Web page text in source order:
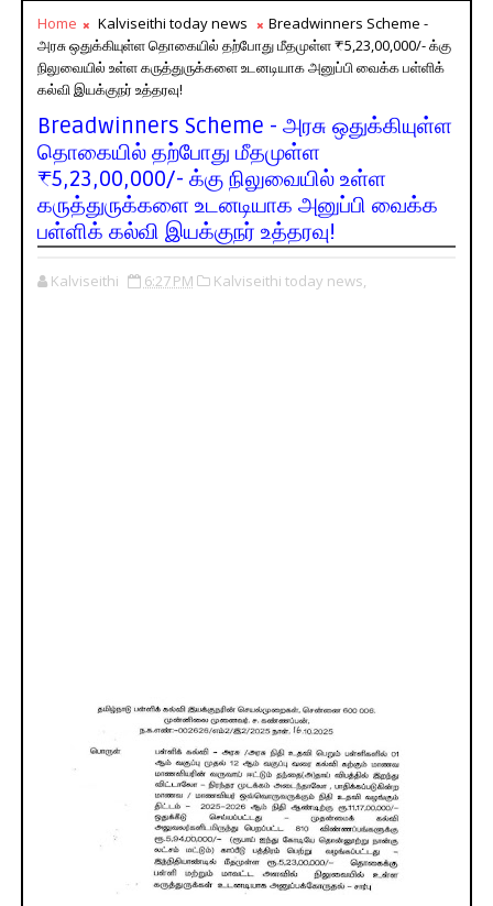
Home Kalviseithi today news
Breadwinners Scheme -
அரசு ஒதுக்கியுள்ள தொகையில் தற்போது மீதமுள்ள ₹5,23,00,000/- க்கு
நிலுவையில் உள்ள கருத்துருக்களை உடனடியாக அனுப்பி வைக்க பள்ளிக்
கல்வி இயக்குநர் உத்தரவு!
Breadwinners Scheme - அரசு ஒதுக்கியுள்ள
தொகையில் தற்போது மீதமுள்ள
₹5,23,00,000/- க்கு நிலுவையில் உள்ள
கருத்துருக்களை உடனடியாக அனுப்பி வைக்க
பள்ளிக் கல்வி இயக்குநர் உத்தரவு!
Kalviseithi 6:27 PM Kalviseithi today news,